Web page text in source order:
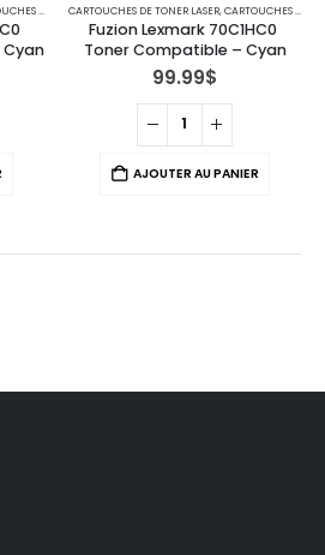
LEXMARK CARTOUCHES DE TONER LASER,CARTOUCHES POUR IMPRIMANTES LEXMARK
Fuzion Lexmark 70C1HC0
Toner Compatible – Cyan
99.99$
AJOUTER AU PANIER